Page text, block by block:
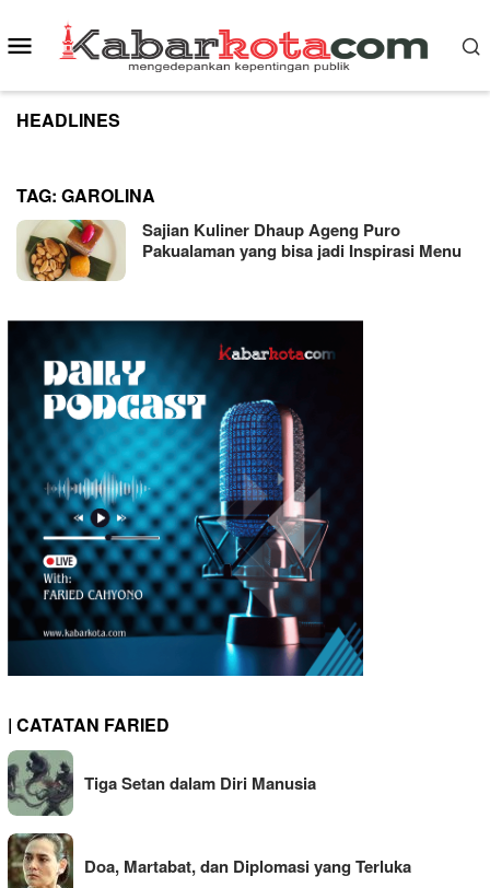
to
content
Mobile
Menu
HEADLINES
TAG: GAROLINA
Sajian Kuliner Dhaup Ageng Puro
Pakualaman yang bisa jadi Inspirasi Menu
| CATATAN FARIED
Tiga Setan dalam Diri Manusia
Doa, Martabat, dan Diplomasi yang Terluka